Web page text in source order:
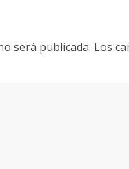
será publicada. Los